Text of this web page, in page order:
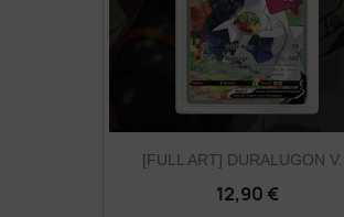
[FULL ART] DURALUGON V...
12,90 €